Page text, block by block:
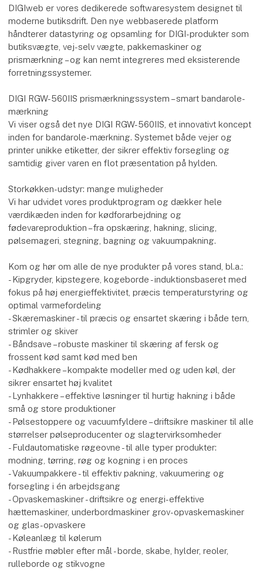
DIGIweb er vores dedikerede softwaresystem designet til
moderne butiksdrift. Den nye webbaserede platform
håndterer datastyring og opsamling for DIGI-produkter som
butiksvægte, vej-selv vægte, pakkemaskiner og
prismærkning – og kan nemt integreres med eksisterende
forretningssystemer.
DIGI RGW-560IIS prismærkningssystem – smart bandarole-
mærkning
Vi viser også det nye DIGI RGW-560IIS, et innovativt koncept
inden for bandarole-mærkning. Systemet både vejer og
printer unikke etiketter, der sikrer effektiv forsegling og
samtidig giver varen en flot præsentation på hylden.
Storkøkken-udstyr: mange muligheder
Vi har udvidet vores produktprogram og dækker hele
værdikæden inden for kødforarbejdning og
fødevareproduktion – fra opskæring, hakning, slicing,
pølsemageri, stegning, bagning og vakuumpakning.
Kom og hør om alle de nye produkter på vores stand, bl.a.:
- Kipgryder, kipstegere, kogeborde - induktionsbaseret med
fokus på høj energieffektivitet, præcis temperaturstyring og
optimal varmefordeling
- Skæremaskiner - til præcis og ensartet skæring i både tern,
strimler og skiver
- Båndsave – robuste maskiner til skæring af fersk og
frossent kød samt kød med ben
- Kødhakkere – kompakte modeller med og uden køl, der
sikrer ensartet høj kvalitet
- Lynhakkere – effektive løsninger til hurtig hakning i både
små og store produktioner
- Pølsestoppere og vacuumfyldere – driftsikre maskiner til alle
størrelser pølseproducenter og slagtervirksomheder
- Fuldautomatiske røgeovne - til alle typer produkter:
modning, tørring, røg og kogning i en proces
- Vakuumpakkere - til effektiv pakning, vakuumering og
forsegling i én arbejdsgang
- Opvaskemaskiner - driftsikre og energi-effektive
hættemaskiner, underbordmaskiner grov-opvaskemaskiner
og glas-opvaskere
- Køleanlæg til kølerum
- Rustfrie møbler efter mål - borde, skabe, hylder, reoler,
rulleborde og stikvogne